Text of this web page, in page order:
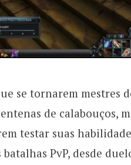
se tornarem mestres
de calabouços,
testar suas
batalhas PvP, desde